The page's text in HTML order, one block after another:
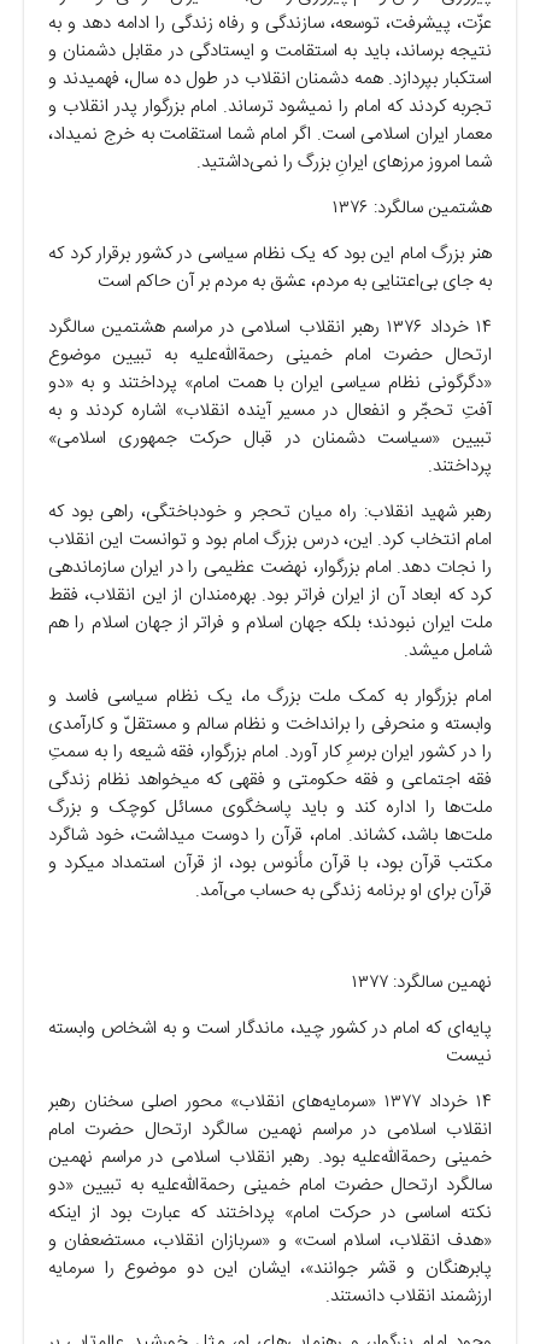
عزّت، پیشرفت، توسعه، سازندگی و رفاه زندگی را ادامه دهد و به
نتیجه برساند، باید به استقامت و ایستادگی در مقابل دشمنان و
استکبار بپردازد. همه دشمنان انقلاب در طول ده سال، فهمیدند و
تجربه کردند که امام را نمیشود ترساند. امام بزرگوار پدر انقلاب و
معمار ایران اسلامی است. اگر امام شما استقامت به خرج نمیداد،
شما امروز مرز‌های ایرانِ بزرگ را نمی‌داشتید.
هشتمین سالگرد: ۱۳۷۶
هنر بزرگ امام این بود که یک نظام سیاسی در کشور برقرار کرد که
به جای بی‌اعتنایی به مردم، عشق به مردم بر آن حاکم است
۱۴ خرداد ۱۳۷۶ رهبر انقلاب اسلامی در مراسم هشتمین سالگرد
ارتحال حضرت امام خمینی رحمةالله‌علیه به تبیین موضوع
«دگرگونی نظام سیاسی ایران با همت امام» پرداختند و به «دو
آفتِ تحجّر و انفعال در مسیر آینده انقلاب» اشاره کردند و به
تبیین «سیاست دشمنان در قبال حرکت جمهوری اسلامی»
پرداختند.
رهبر شهید انقلاب: راه میان تحجر و خودباختگی، راهی بود که
امام انتخاب کرد. این، درس بزرگ امام بود و توانست این انقلاب
را نجات دهد. امام بزرگوار، نهضت عظیمی را در ایران سازماندهی
کرد که ابعاد آن از ایران فراتر بود. بهره‌مندان از این انقلاب، فقط
ملت ایران نبودند؛ بلکه جهان اسلام و فراتر از جهان اسلام را هم
شامل میشد.
امام بزرگوار به کمک ملت بزرگ ما، یک نظام سیاسی فاسد و
وابسته و منحرفی را برانداخت و نظام سالم و مستقلّ و کارآمدی
را در کشور ایران برسرِ کار آورد. امام بزرگوار، فقه شیعه را به سمتِ
فقه اجتماعی و فقه حکومتی و فقهی که میخواهد نظام زندگی
ملت‌ها را اداره کند و باید پاسخگوی مسائل کوچک و بزرگ
ملت‌ها باشد، کشاند. امام، قرآن را دوست میداشت، خود شاگرد
مکتب قرآن بود، با قرآن مأنوس بود، از قرآن استمداد میکرد و
قرآن برای او برنامه زندگی به حساب می‌آمد.
نهمین سالگرد: ۱۳۷۷
پایه‌ای که امام در کشور چید، ماندگار است و به اشخاص وابسته
نیست
۱۴ خرداد ۱۳۷۷ «سرمایه‌های انقلاب» محور اصلی سخنان رهبر
انقلاب اسلامی در مراسم نهمین سالگرد ارتحال حضرت امام
خمینی رحمةالله‌علیه بود. رهبر انقلاب اسلامی در مراسم نهمین
سالگرد ارتحال حضرت امام خمینی رحمةالله‌علیه به تبیین «دو
نکته اساسی در حرکت امام» پرداختند که عبارت بود از اینکه
«هدف انقلاب، اسلام است» و «سربازان انقلاب، مستضعفان و
پابرهنگان و قشر جوانند»، ایشان این دو موضوع را سرمایه
ارزشمند انقلاب دانستند.